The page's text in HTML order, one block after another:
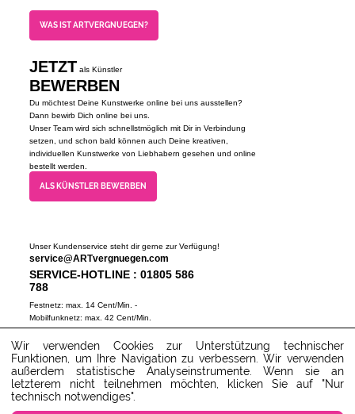
WAS IST ARTVERGNUEGEN?
JETZT als Künstler
BEWERBEN
Du möchtest Deine Kunstwerke online bei uns ausstellen?
Dann bewirb Dich online bei uns.
Unser Team wird sich schnellstmöglich mit Dir in Verbindung
setzen, und schon bald können auch Deine kreativen,
individuellen Kunstwerke von Liebhabern gesehen und online
bestellt werden.
ALS KÜNSTLER BEWERBEN
Unser Kundenservice steht dir gerne zur Verfügung!
service@ARTvergnuegen.com
SERVICE-HOTLINE : 01805 586
788
Festnetz: max. 14 Cent/Min. -
Mobilfunknetz: max. 42 Cent/Min.
(Mo-Do 9-18 Uhr, Fr 9-16 Uhr)
ZUM SERVICECENTER
Wir verwenden Cookies zur Unterstützung technischer
Funktionen, um Ihre Navigation zu verbessern. Wir verwenden
außerdem statistische Analyseinstrumente. Wenn sie an
letzterem nicht teilnehmen möchten, klicken Sie auf "Nur
technisch notwendiges".